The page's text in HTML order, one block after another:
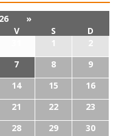
»
V S
D
1
2
7 8
9
14 15
16
21 22
23
28 29
30